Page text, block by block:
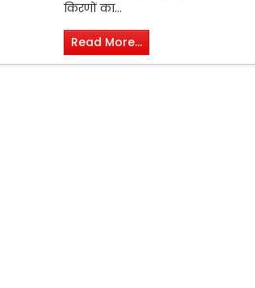
किरणों का...
Read More...